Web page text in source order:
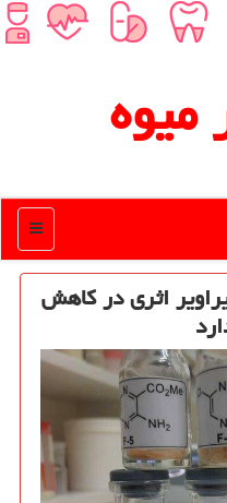
میوه
منو
اثری در كاهش